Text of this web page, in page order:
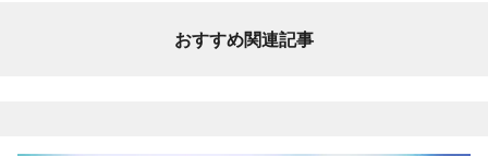
おすすめ関連記事